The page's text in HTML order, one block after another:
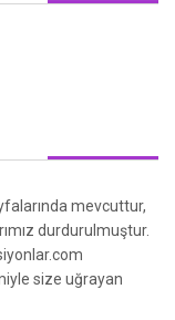
mevcuttur,
durdurulmuştur.
size uğrayan